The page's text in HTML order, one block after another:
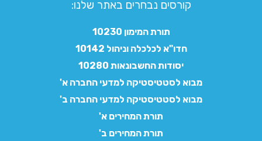
קורסים נבחרים באתר שלנו:​
תורת המימון 10230
חדו"א לכלכלה וניהול 10142
יסודות החשבונאות 10280
מבוא לסטטיסטיקה למדעי החברה א'
מבוא לסטטיסטיקה למדעי החברה ב'
תורת המחירים א'
תורת המחירים ב'